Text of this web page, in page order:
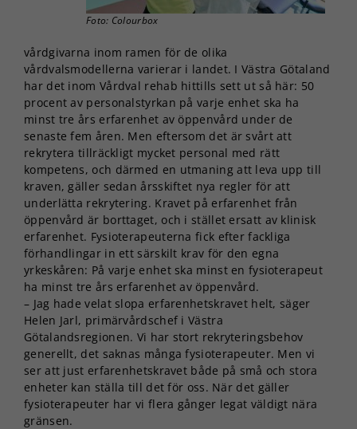
Foto: Colourbox
vårdgivarna inom ramen för de olika
vårdvalsmodellerna varierar i landet. I Västra Götaland
har det inom Vårdval rehab hittills sett ut så här: 50
procent av personalstyrkan på varje enhet ska ha
minst tre års erfarenhet av öppenvård under de
senaste fem åren. Men eftersom det är svårt att
rekrytera tillräckligt mycket personal med rätt
kompetens, och därmed en utmaning att leva upp till
kraven, gäller sedan årsskiftet nya regler för att
underlätta rekrytering. Kravet på erfarenhet från
öppenvård är borttaget, och i stället ersatt av klinisk
erfarenhet. Fysioterapeuterna fick efter fackliga
förhandlingar in ett särskilt krav för den egna
yrkeskåren: På varje enhet ska minst en fysioterapeut
ha minst tre års erfarenhet av öppenvård.
– Jag hade velat slopa erfarenhetskravet helt, säger
Helen Jarl, primärvårdschef i Västra
Götalandsregionen. Vi har stort rekryteringsbehov
generellt, det saknas många fysioterapeuter. Men vi
ser att just erfarenhetskravet både på små och stora
enheter kan ställa till det för oss. När det gäller
fysioterapeuter har vi flera gånger legat väldigt nära
gränsen.